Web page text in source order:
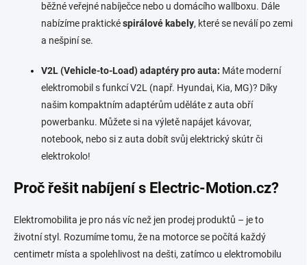
běžné veřejné nabíječce nebo u domácího wallboxu. Dále
nabízíme praktickéspirálové kabely, které se neválí po zemi
a nešpiní se.
V2L (Vehicle-to-Load) adaptéry pro auta: Máte moderní
elektromobil s funkcí V2L (např. Hyundai, Kia, MG)? Díky
našim kompaktním adaptérům uděláte z auta obří
powerbanku. Můžete si na výletě napájet kávovar,
notebook, nebo si z auta dobít svůj elektrický skútr či
elektrokolo!
Proč řešit nabíjení s Electric-Motion.cz?
Elektromobilita je pro nás víc než jen prodej produktů – je to
životní styl. Rozumíme tomu, že na motorce se počítá každý
centimetr místa a spolehlivost na dešti, zatímco u elektromobilu